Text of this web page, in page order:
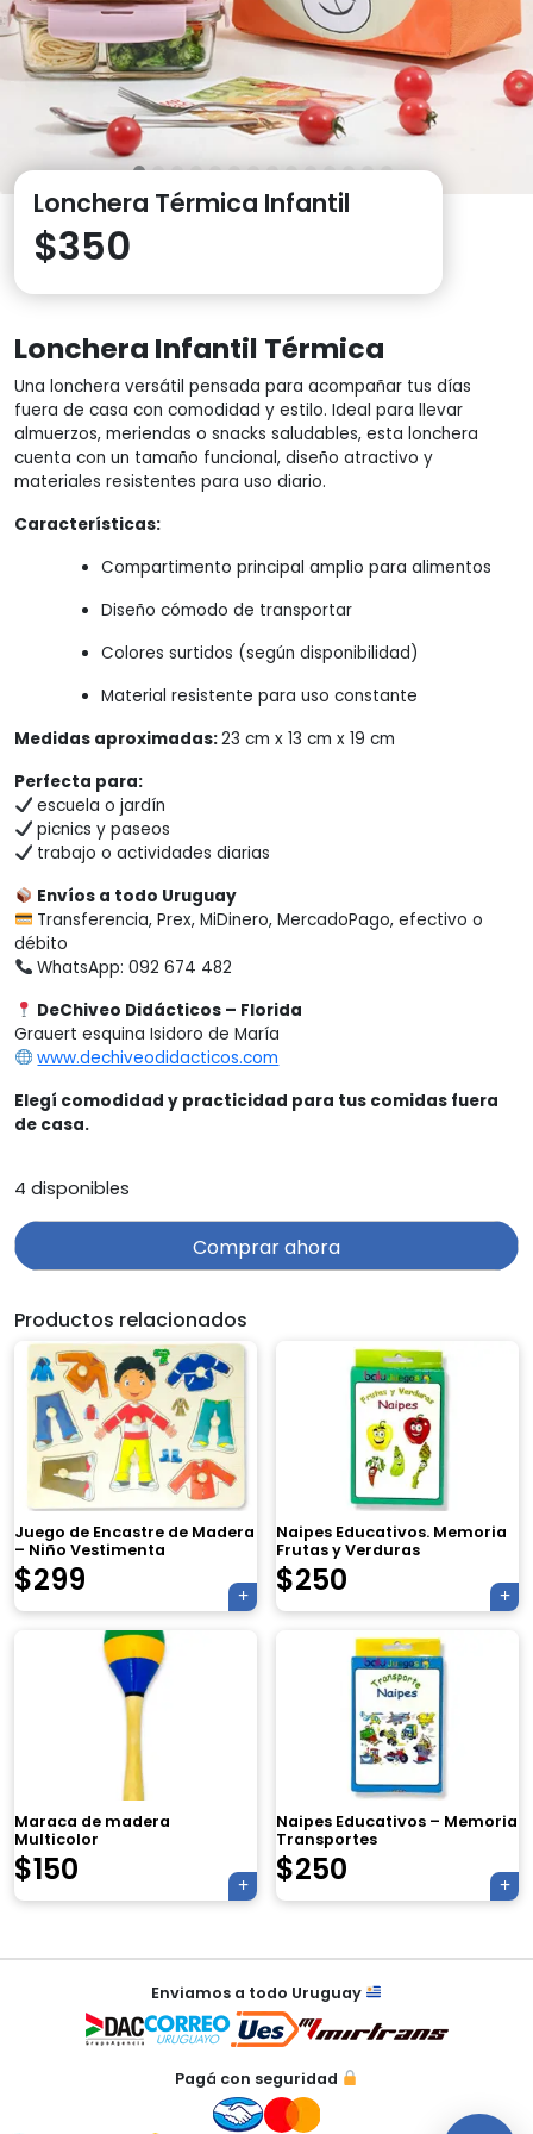
Lonchera Térmica Infantil
$350
Lonchera Infantil Térmica
Una lonchera versátil pensada para acompañar tus días
fuera de casa con comodidad y estilo. Ideal para llevar
almuerzos, meriendas o snacks saludables, esta lonchera
cuenta con un tamaño funcional, diseño atractivo y
materiales resistentes para uso diario.
Características:
Compartimento principal amplio para alimentos
Diseño cómodo de transportar
Colores surtidos (según disponibilidad)
Material resistente para uso constante
Medidas aproximadas:23 cm x 13 cm x 19 cm
Perfecta para:
escuela o jardín
picnics y paseos
trabajo o actividades diarias
Envíos a todo Uruguay
Transferencia, Prex, MiDinero, MercadoPago, efectivo o
débito
WhatsApp: 092 674 482
DeChiveo Didácticos – Florida
Grauert esquina Isidoro de María
www.dechiveodidacticos.com
Elegí comodidad y practicidad para tus comidas fuera
de casa.
4 disponibles
Comprar ahora
Productos relacionados
Juego de Encastre de Madera
– Niño Vestimenta
$299
Naipes Educativos. Memoria
Frutas y Verduras
$250
Maraca de madera
Multicolor
$150
Naipes Educativos – Memoria
Transportes
$250
Navegación
entradas
Enviamos a todo Uruguay
Pagá con seguridad
Tu carrito está vacío.
Agregá un producto y aparecerá acá
automáticamente.